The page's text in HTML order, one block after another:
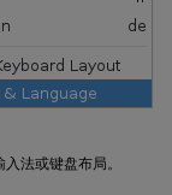
法或键盘布局。